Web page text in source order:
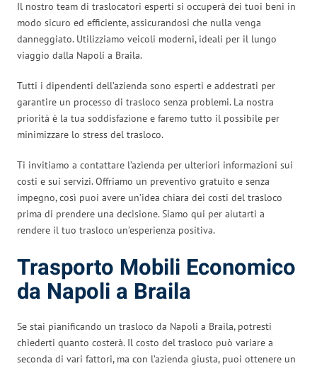
Il nostro team di traslocatori esperti si occuperà dei tuoi beni in
modo sicuro ed efficiente, assicurandosi che nulla venga
danneggiato. Utilizziamo veicoli moderni, ideali per il lungo
viaggio dalla Napoli a Braila.
Tutti i dipendenti dell’azienda sono esperti e addestrati per
garantire un processo di trasloco senza problemi. La nostra
priorità è la tua soddisfazione e faremo tutto il possibile per
minimizzare lo stress del trasloco.
Ti invitiamo a contattare l’azienda per ulteriori informazioni sui
costi e sui servizi. Offriamo un preventivo gratuito e senza
impegno, così puoi avere un’idea chiara dei costi del trasloco
prima di prendere una decisione. Siamo qui per aiutarti a
rendere il tuo trasloco un’esperienza positiva.
Trasporto Mobili Economico
da Napoli a Braila
Se stai pianificando un trasloco da Napoli a Braila, potresti
chiederti quanto costerà. Il costo del trasloco può variare a
seconda di vari fattori, ma con l’azienda giusta, puoi ottenere un